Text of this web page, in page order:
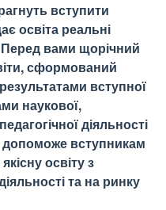
вступити
освіта реальні
вами щорічний
сформований
вступної
наукової,
діяльності
допоможе вступникам
освіту з
та на ринку